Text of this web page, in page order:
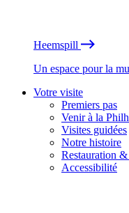
Heemspill
Un espace pour la
Votre visite
Premiers pas
Venir à la
Visites guidées
Notre histoire
Restauration &
Accessibilité